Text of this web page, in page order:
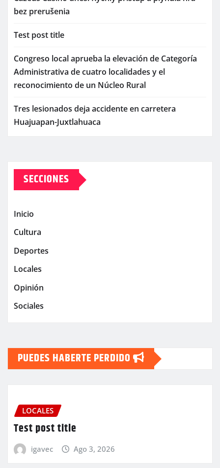
bez prerušenia
Test post title
Congreso local aprueba la elevación de Categoría
Administrativa de cuatro localidades y el
reconocimiento de un Núcleo Rural
Tres lesionados deja accidente en carretera
Huajuapan-Juxtlahuaca
SECCIONES
Inicio
Cultura
Deportes
Locales
Opinión
Sociales
PUEDES HABERTE PERDIDO
LOCALES
Test post title
igavec Ago 3, 2026